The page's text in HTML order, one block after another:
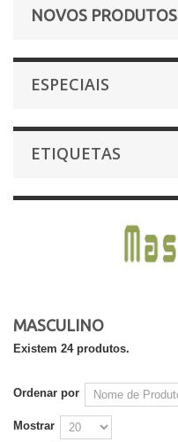
NOVOS PRODUTOS
ESPECIAIS
ETIQUETAS
MASCULINO
Existem 24 produtos.
Ordenar por
Mostrar